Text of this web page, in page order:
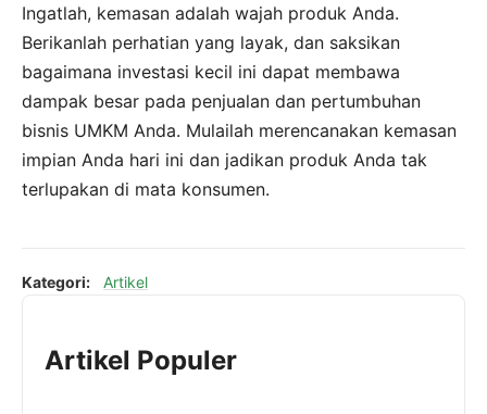
Ingatlah, kemasan adalah wajah produk Anda.
Berikanlah perhatian yang layak, dan saksikan
bagaimana investasi kecil ini dapat membawa
dampak besar pada penjualan dan pertumbuhan
bisnis UMKM Anda. Mulailah merencanakan kemasan
impian Anda hari ini dan jadikan produk Anda tak
terlupakan di mata konsumen.
Kategori: Artikel
Artikel Populer